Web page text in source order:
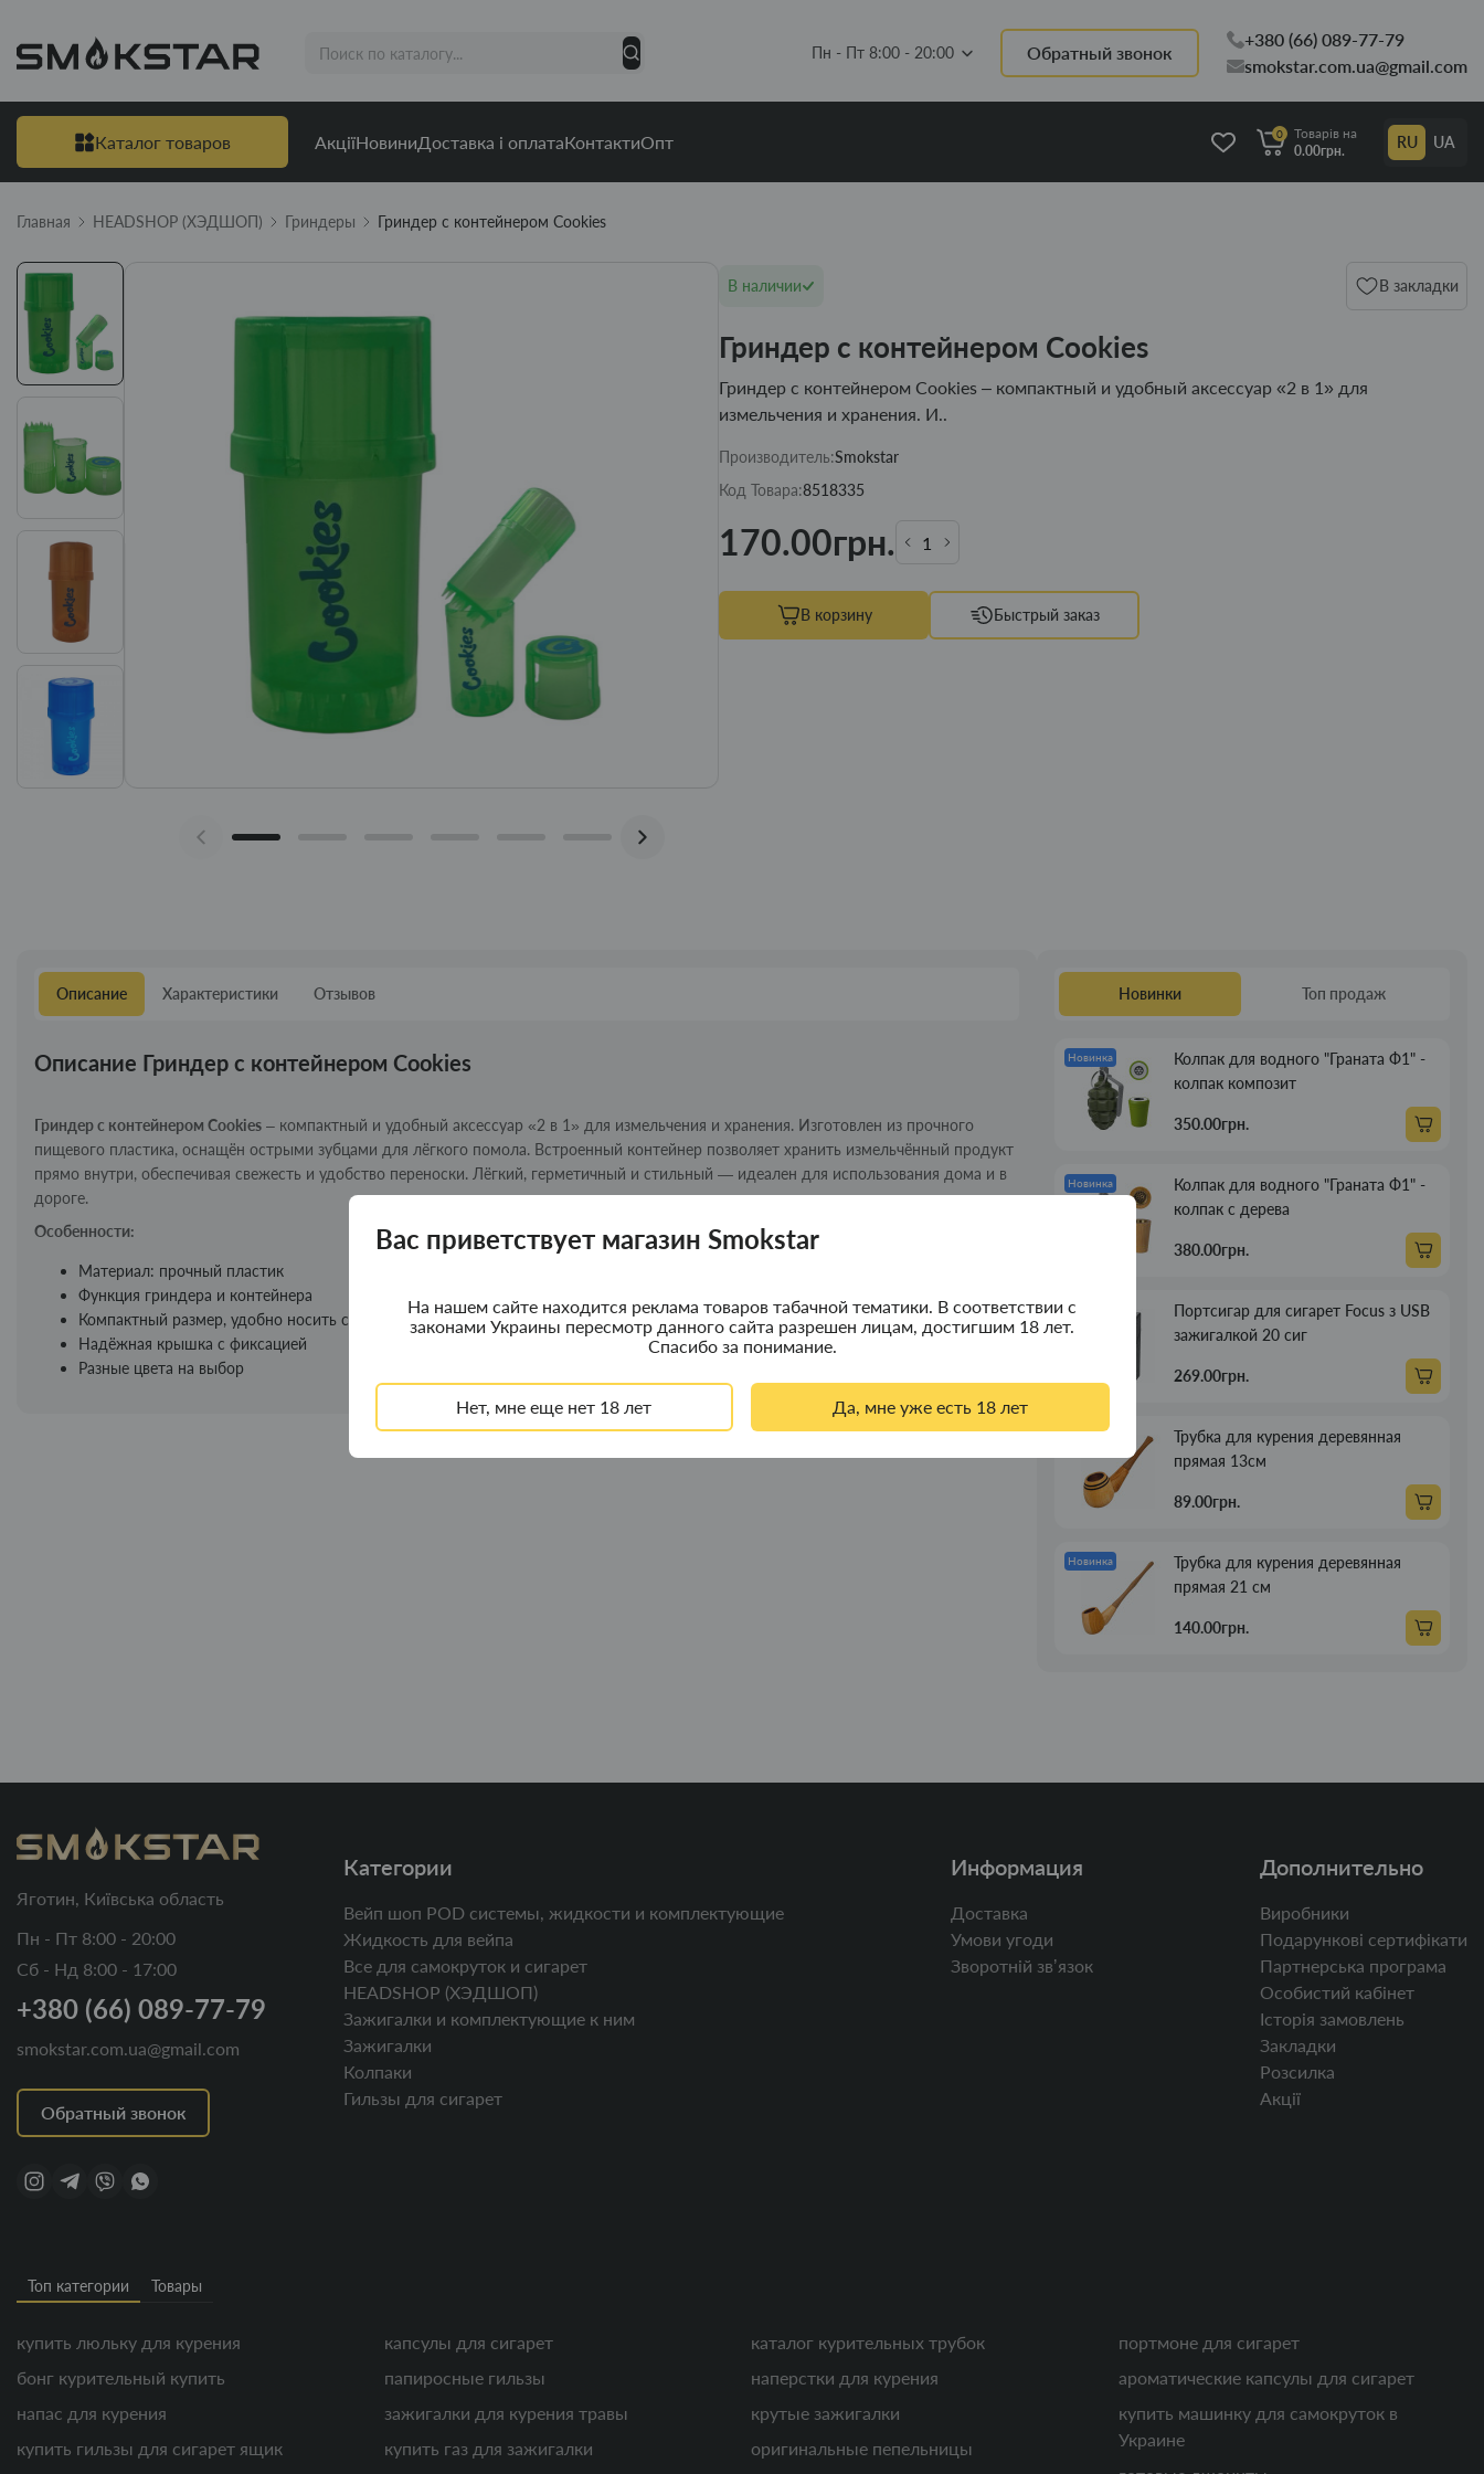
Вас приветствует магазин Smokstar
На нашем сайте находится реклама товаров табачной тематики. В соответствии с
законами Украины пересмотр данного сайта разрешен лицам, достигшим 18 лет.
Спасибо за понимание.
Нет, мне еще нет 18 лет Да, мне уже есть 18 лет
Пн - Пт 8:00 - 20:00 Обратный звонок
+380 (66) 089-77-79
smokstar.com.ua@gmail.com
Каталог товаров АкціїНовиниДоставка і оплатаКонтактиОпт 0
Товарів на
0.00грн.
RU UA
Главная HEADSHOP (ХЭДШОП) Гриндеры Гриндер с контейнером Cookies
В наличии В закладки
Гриндер с контейнером Cookies
Гриндер с контейнером Cookies – компактный и удобный аксессуар «2 в 1» для
измельчения и хранения. И..
Производитель:Smokstar
Код Товара:8518335
170.00грн.
В корзину Быстрый заказ
Описание Характеристики Отзывов
Описание Гриндер с контейнером Cookies
Гриндер с контейнером Cookies – компактный и удобный аксессуар «2 в 1» для измельчения и хранения. Изготовлен из прочного
пищевого пластика, оснащён острыми зубцами для лёгкого помола. Встроенный контейнер позволяет хранить измельчённый продукт
прямо внутри, обеспечивая свежесть и удобство переноски. Лёгкий, герметичный и стильный — идеален для использования дома и в
дороге.
Особенности:
Материал: прочный пластик
Функция гриндера и контейнера
Компактный размер, удобно носить с собой
Надёжная крышка с фиксацией
Разные цвета на выбор
Новинки Топ продаж
Новинка
Колпак для водного "Граната Ф1" -
колпак композит
350.00грн.
Новинка
Колпак для водного "Граната Ф1" -
колпак с дерева
380.00грн.
Новинка
Портсигар для сигарет Focus з USB
зажигалкой 20 сиг
269.00грн.
Новинка
Трубка для курения деревянная
прямая 13см
89.00грн.
Новинка
Трубка для курения деревянная
прямая 21 см
140.00грн.
Яготин, Київська область
Пн - Пт 8:00 - 20:00
Сб - Нд 8:00 - 17:00
+380 (66) 089-77-79
smokstar.com.ua@gmail.com
Обратный звонок
Категории
Вейп шоп POD системы, жидкости и комплектующие
Жидкость для вейпа
Все для самокруток и сигарет
HEADSHOP (ХЭДШОП)
Зажигалки и комплектующие к ним
Зажигалки
Колпаки
Гильзы для сигарет
Информация
Доставка
Умови угоди
Зворотній звʼязок
Дополнительно
Виробники
Подарункові сертифікати
Партнерська програма
Особистий кабінет
Історія замовлень
Закладки
Розсилка
Акції
Топ категории Товары
купить люльку для курения
бонг курительный купить
напас для курения
купить гильзы для сигарет ящик
капсулы для сигарет
папиросные гильзы
зажигалки для курения травы
купить газ для зажигалки
каталог курительных трубок
наперстки для курения
крутые зажигалки
оригинальные пепельницы
портмоне для сигарет
ароматические капсулы для сигарет
купить машинку для самокруток в
Украине